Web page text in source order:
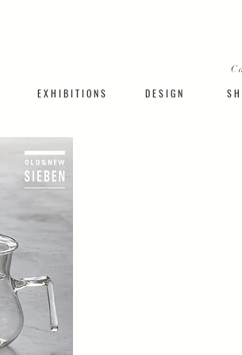
​E X H I B I T I O N S D E S I G N S H